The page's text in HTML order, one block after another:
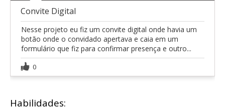
Convite Digital
Nesse projeto eu fiz um convite digital onde havia um
botão onde o convidado apertava e caia em um
formulário que fiz para confirmar presença e outro...
0
Habilidades: